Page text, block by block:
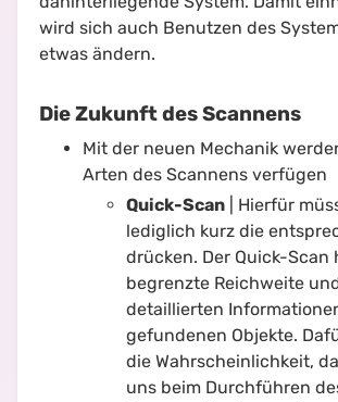
wird sich auch Benutzen des
etwas ändern.
Die Zukunft des Scannens
Mit der neuen Mechanik
Arten des Scannens verfügen
Quick-Scan | Hierfür
lediglich kurz die
drücken. Der Quick-Scan
begrenzte Reichweite
detaillierten
gefundenen Objekte.
die Wahrscheinlichkeit,
uns beim Durchführen